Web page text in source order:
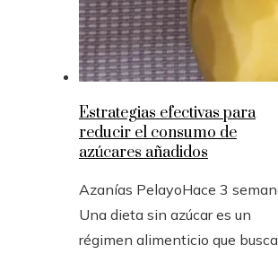
Estrategias efectivas para
reducir el consumo de
azúcares añadidos
Azanías PelayoHace 3
Una dieta sin azúcar es un
régimen alimenticio que busca